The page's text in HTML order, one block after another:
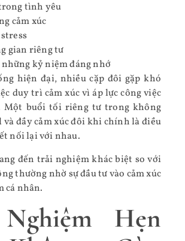
tình yêu
cảm xúc
gian riêng tư
những kỷ niệm đáng nhớ
hiện đại, nhiều cặp đôi gặp khó
duy trì cảm xúc vì áp lực công việc
Một buổi tối riêng tư trong không
đầy cảm xúc đôi khi chính là điều
nối lại với nhau.
đến trải nghiệm khác biệt so với
thường nhờ sự đầu tư vào cảm xúc
cá nhân.
Hẹn